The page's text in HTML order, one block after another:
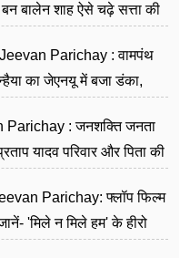
बालेन शाह ऐसे चढ़े सत्ता की
Parichay : वामपंथ
का जेएनयू में बजा डंका,
Parichay : जनशक्ति जनता
यादव परिवार और पिता की
Parichay: फ्लॉप फिल्म
'मिले न मिले हम' के हीरो